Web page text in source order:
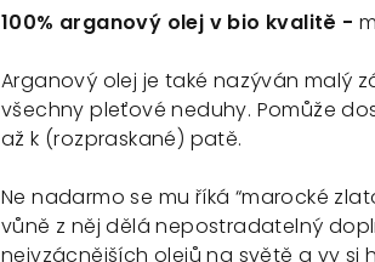
100% arganový olej v bio kvalitě -
Arganový olej je také nazýván malý
všechny pleťové neduhy. Pomůže
až k (rozpraskané) patě.
Ne nadarmo se mu říká “marocké
vůně z něj dělá nepostradatelný
nejvzácnějších olejů na světě a vy si